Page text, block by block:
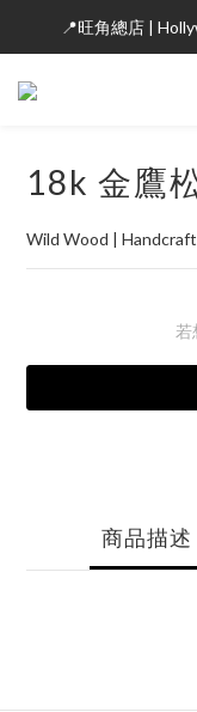
📍旺角總店 |
18k 金鷹
Wild Wood |
若
商品描述